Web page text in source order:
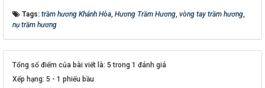
Tags: trầm hương Khánh Hòa, Hương Trầm Hương, vòng tay trầm hương,
nụ trầm hương
Tổng số điểm của bài viết là: 5 trong 1 đánh giá
Xếp hạng: 5 - 1 phiếu bầu